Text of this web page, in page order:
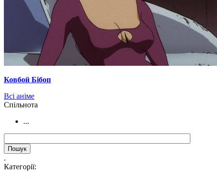
Ковбой Бібоп
Всі аніме
Cпільнота
...
.
Категорії: